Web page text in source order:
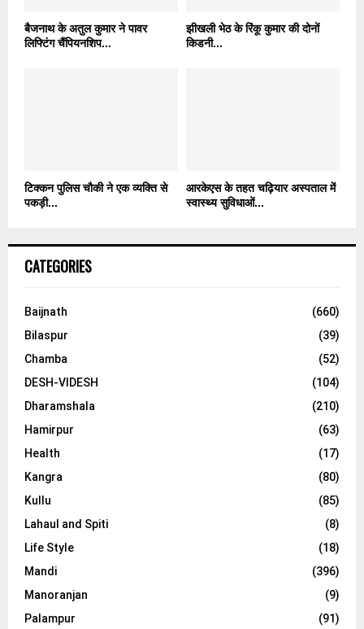
बैजनाथ के अतुल कुमार ने पावर
लिफ्टिंग चैंपियनशिप...
झीखली भेठ के रिंकू कुमार की दोनों
किडनी...
टिक्कन पुलिस चौकी ने एक व्यक्ति से
पकड़ी...
आरकेएस के तहत चढ़ियार अस्पताल में
स्वास्थ्य सुविधाओं...
CATEGORIES
Baijnath
(660)
Bilaspur
(39)
Chamba
(52)
DESH-VIDESH
(104)
Dharamshala
(210)
Hamirpur
(63)
Health
(17)
Kangra
(80)
Kullu
(85)
Lahaul and Spiti
(8)
Life Style
(18)
Mandi
(396)
Manoranjan
(9)
Palampur
(91)